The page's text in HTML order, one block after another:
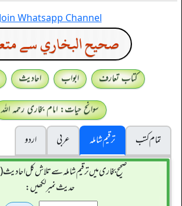
Join Whatsapp Channel
صحيح البخاري سے
کتاب تعارف ابواب احادیث
سوانح حیات: امام بخاری رحمہ اللہ
تمام کتب
ترقیم شاملہ عربی
اردو
صحیح بخاری میں ترقیم شاملہ سے تلاش کل احادیث (7563)
حدیث نمبر لکھیں: